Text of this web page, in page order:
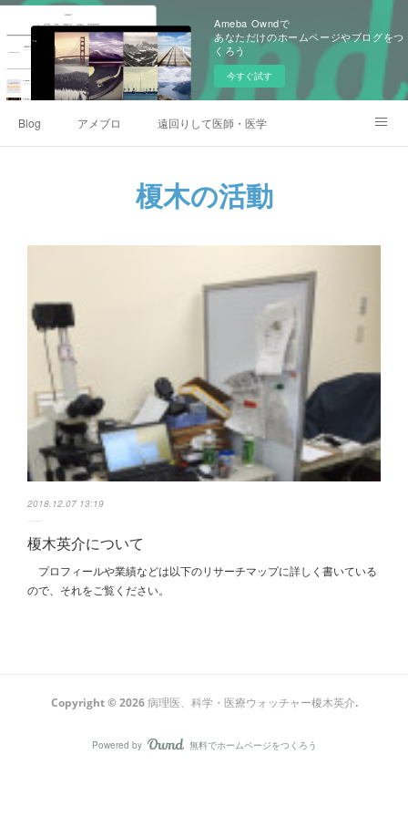
Ameba Owndで
あなただけのホームページやブログをつ
くろう
今すぐ試す
Blog アメブロ 遠回りして医師・医学生になった人のコミュニテ
榎木の活動
2018.12.07 13:19
榎木英介について
プロフィールや業績などは以下のリサーチマップに詳しく書いている
ので、それをご覧ください。
Copyright ©2026 病理医、科学・医療ウォッチャー榎木英介.
Powered by AmebaOwnd
無料でホームページをつくろう